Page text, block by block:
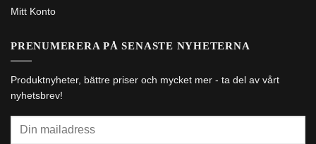
Mitt Konto
PRENUMERERA PÅ SENASTE NYHETERNA
Produktnyheter, bättre priser och mycket mer - ta del av vårt
nyhetsbrev!